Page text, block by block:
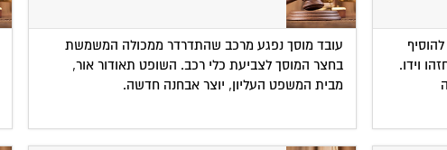
וידו.
עובד מוסך נפגע מרכב שהתדרדר ממכולה המשמשת
בחצר המוסך לצביעת כלי רכב. השופט תאודור אור,
מבית המשפט העליון, יוצר אבחנה חדשה.